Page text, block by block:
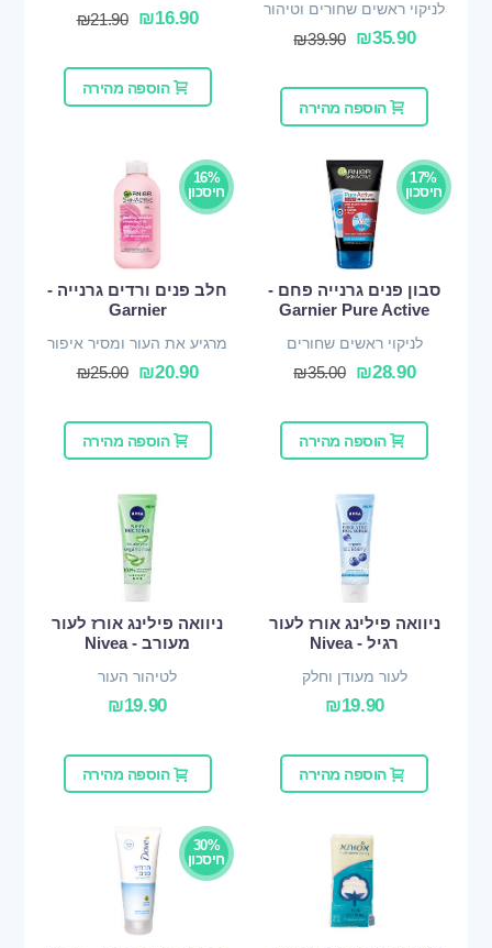
לניקוי ראשים שחורים וטיהור
נקבוביות
₪35.90
₪39.90
הוספה מהירה
₪16.90
₪21.90
הוספה מהירה
17%
חיסכון
סבון פנים גרנייה פחם -
Garnier Pure Active
לניקוי ראשים שחורים
₪28.90
₪35.00
הוספה מהירה
16%
חיסכון
חלב פנים ורדים גרנייה -
Garnier
מרגיע את העור ומסיר איפור
₪20.90
₪25.00
הוספה מהירה
ניוואה פילינג אורז לעור
רגיל - Nivea
לעור מעודן וחלק
₪19.90
הוספה מהירה
ניוואה פילינג אורז לעור
מעורב - Nivea
לטיהור העור
₪19.90
הוספה מהירה
30%
חיסכון